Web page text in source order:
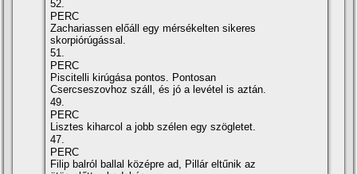
52.
PERC
Zachariassen előáll egy mérsékelten sikeres
skorpiórúgással.
51.
PERC
Piscitelli kirúgása pontos. Pontosan
Csercseszovhoz száll, és jó a levétel is aztán.
49.
PERC
Lisztes kiharcol a jobb szélen egy szögletet.
47.
PERC
Filip balról ballal középre ad, Pillár eltűnik az